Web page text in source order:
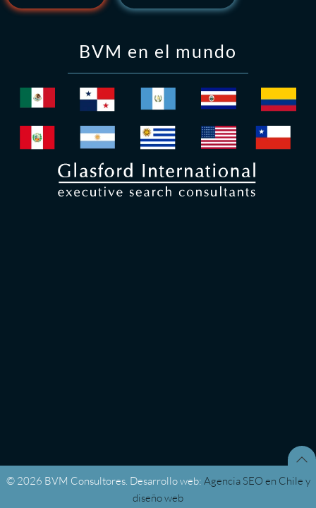
BVM en el mundo
© 2026 BVM Consultores. Desarrollo web: Agencia SEO en Chile y
diseño web